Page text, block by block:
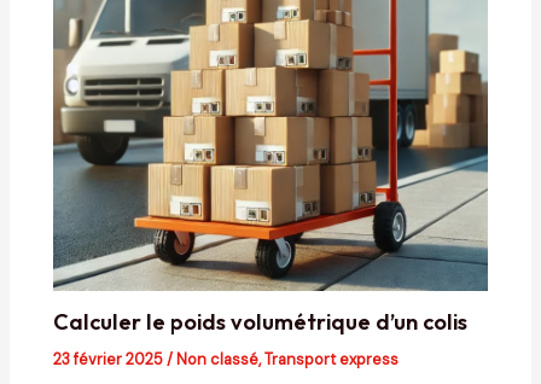
Calculer le poids volumétrique d’un colis
23 février 2025/ Non classé,Transport express